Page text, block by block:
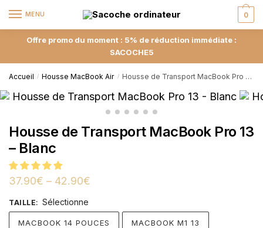
MENU 0
Offre promo du moment : 5% de réduction immédiate :
SACOCHE5
Accueil / Housse MacBook Air / Housse de Transport MacBook Pro 13 – Blanc
Housse de Transport MacBook Pro 13
– Blanc
37.90€ – 42.90€
TAILLE: Sélectionne
MACBOOK 14 POUCES MACBOOK M1 13